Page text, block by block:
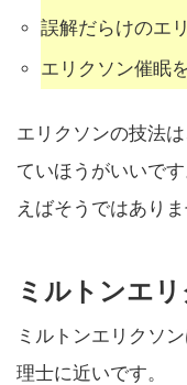
誤解だらけのエ
エリクソン催眠
エリクソンの技法
ていほうがいいで
えばそうではありま
ミルトンエ
ミルトンエリクソ
理士に近いです。